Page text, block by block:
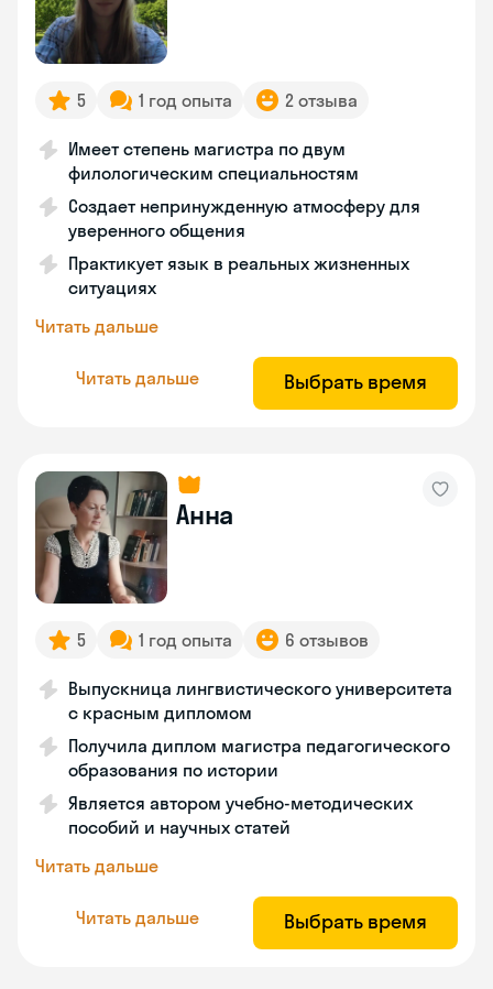
5 1 год опыта 2 отзыва
Имеет степень магистра по двум
филологическим специальностям
Создает непринужденную атмосферу для
уверенного общения
Практикует язык в реальных жизненных
ситуациях
Читать дальше
Читать дальше Выбрать время
Анна
5 1 год опыта 6 отзывов
Выпускница лингвистического университета
с красным дипломом
Получила диплом магистра педагогического
образования по истории
Является автором учебно-методических
пособий и научных статей
Читать дальше
Читать дальше Выбрать время